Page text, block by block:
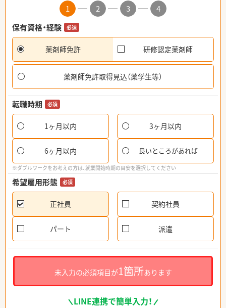
1 2 3
4
保有資格・経験
必須
薬剤師免許 研修認定薬剤師
薬剤師免許取得見込（薬学生等）
転職時期 必須
1ヶ月以内 3ヶ月以内
6ヶ月以内 良いところがあれば
※ダブルワークをお考えの方は、就業開始時期の目安を選択してください
希望雇用形態 必須
正社員 契約社員
パート 派遣
未入力の必須項目が1箇所あります
LINE連携で簡単入力！